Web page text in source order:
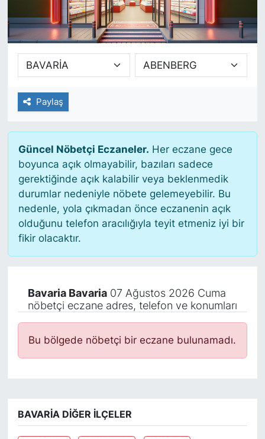
Paylaş
Güncel Nöbetçi Eczaneler. Her eczane gece
boyunca açık olmayabilir, bazıları sadece
gerektiğinde açık kalabilir veya beklenmedik
durumlar nedeniyle nöbete gelemeyebilir. Bu
nedenle, yola çıkmadan önce eczanenin açık
olduğunu telefon aracılığıyla teyit etmeniz iyi bir
fikir olacaktır.
Bavaria Bavaria07 Ağustos 2026 Cuma
nöbetçi eczane adres, telefon ve konumları
Bu bölgede nöbetçi bir eczane bulunamadı.
BAVARIA DIĞER İLÇELER
SİYASET
SAĞLIK